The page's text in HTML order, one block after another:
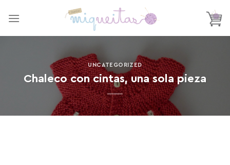
UNCATEGORIZED
Chaleco con cintas, una sola pieza